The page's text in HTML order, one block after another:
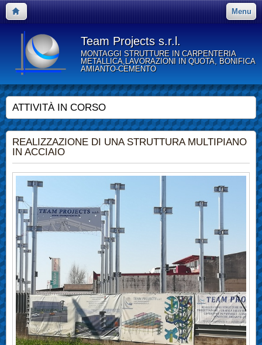
Menu
Team Projects s.r.l.
MONTAGGI STRUTTURE IN CARPENTERIA
METALLICA,LAVORAZIONI IN QUOTA, BONIFICA
AMIANTO-CEMENTO
ATTIVITÀ IN CORSO
REALIZZAZIONE DI UNA STRUTTURA MULTIPIANO
IN ACCIAIO